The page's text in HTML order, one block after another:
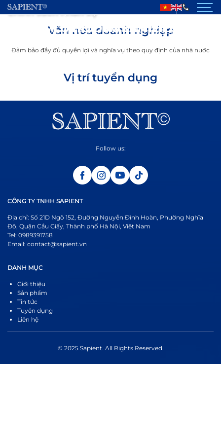
SẢN PHẨM
DỰ ÁN ĐÃ THỰC HIỆN
TIN TỨC
Chính sách nhân sự
Văn hóa doanh nghiệp
Đảm bảo đầy đủ quyền lợi và nghĩa vụ theo quy định của nhà nước
MÔI TRƯỜNG LÀM VIỆC
Môi trường thân thiện, thoải mái và năng động
CƠ HỘI THĂNG TIẾN
Lộ trình thăng tiến rõ ràng theo năng lực làm việc
CHÍNH SÁCH NHÂN SỰ
Đảm bảo đầy đủ quyền lợi và nghĩa vụ theo quy định
Vị trí tuyển dụng
Follow us:
CÔNG TY TNHH SAPIENT
Địa chỉ: Số 21D Ngõ 152, Đường Nguyễn Đình Hoàn, Phường Nghĩa
Đô, Quận Cầu Giấy, Thành phố Hà Nội, Việt Nam
Tel: 0989391758
Email: contact@sapient.vn
DANH MỤC
Giới thiệu
Sản phẩm
Tin tức
Tuyển dụng
Liên hệ
© 2025 Sapient. All Rights Reserved.